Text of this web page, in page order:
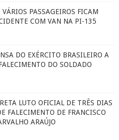
VÁRIOS PASSAGEIROS FICAM
COM VAN NA PI-135
DO EXÉRCITO BRASILEIRO A
DO SOLDADO
LUTO OFICIAL DE TRÊS DIAS
FALECIMENTO DE FRANCISCO
ARAÚJO